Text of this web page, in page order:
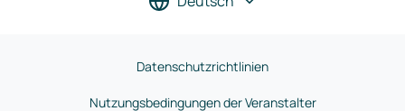
Datenschutzrichtlinien
Nutzungsbedingungen der Veranstalter